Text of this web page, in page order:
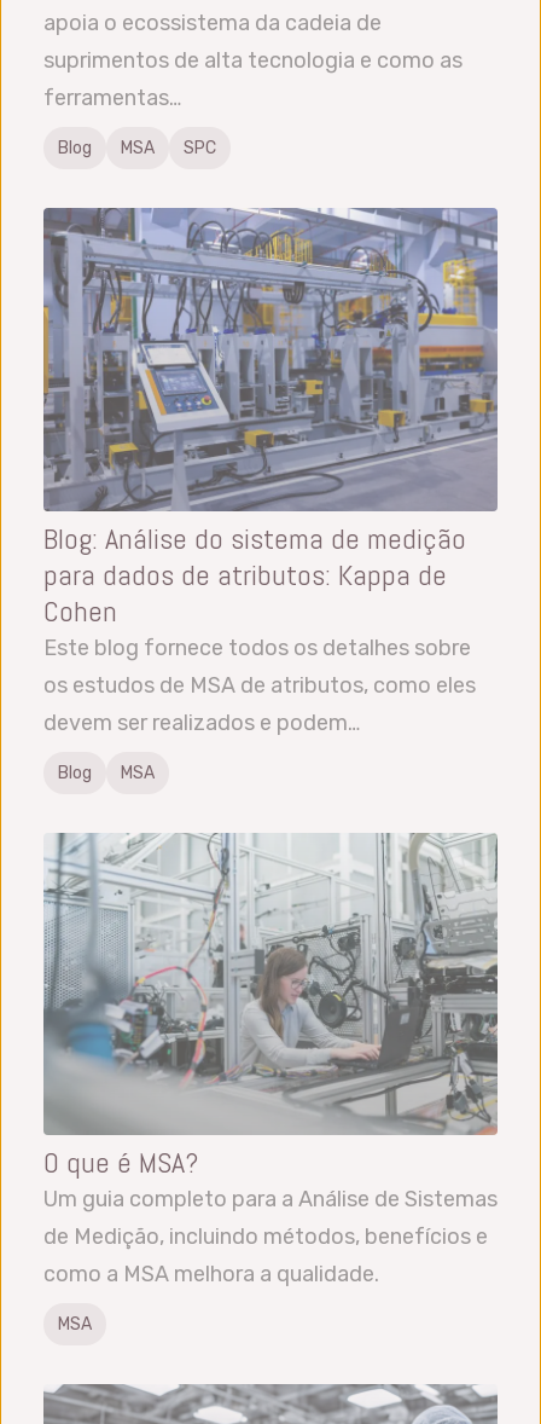
apoia o ecossistema da cadeia de
suprimentos de alta tecnologia e como as
ferramentas…
Blog MSA SPC
Blog: Análise do sistema de medição
para dados de atributos: Kappa de
Cohen
Este blog fornece todos os detalhes sobre
os estudos de MSA de atributos, como eles
devem ser realizados e podem…
Blog MSA
O que é MSA?
Um guia completo para a Análise de Sistemas
de Medição, incluindo métodos, benefícios e
como a MSA melhora a qualidade.
MSA